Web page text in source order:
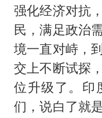
强化经济对抗
民，满足政治
境一直对峙，
交上不断试探
位升级了。印
们，说白了就